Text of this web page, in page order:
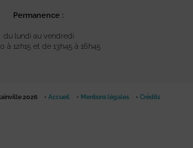
Permanence :
du lundi au vendredi
à 12h15 et de 13h45 à 16h45
2026 Accueil Mentions légales Crédits